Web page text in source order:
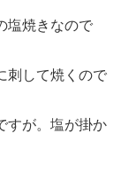
塩焼きなので
刺して焼くので
すが。塩が掛か